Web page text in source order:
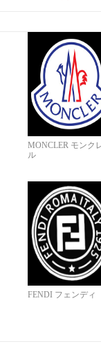
MONCLER モンク
ル
FENDI フェンディ